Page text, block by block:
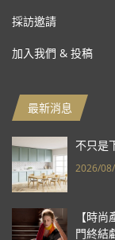
採訪邀請
加入我們 & 投稿
最新消息
不只是
2026/
【時
門終結